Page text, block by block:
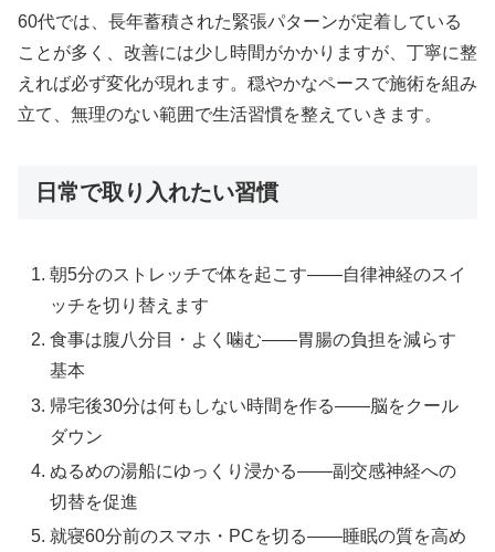
60代では、長年蓄積された緊張パターンが定着している
ことが多く、改善には少し時間がかかりますが、丁寧に整
えれば必ず変化が現れます。穏やかなペースで施術を組み
立て、無理のない範囲で生活習慣を整えていきます。
日常で取り入れたい習慣
朝5分のストレッチで体を起こす——自律神経のスイ
ッチを切り替えます
食事は腹八分目・よく噛む——胃腸の負担を減らす
基本
帰宅後30分は何もしない時間を作る——脳をクール
ダウン
ぬるめの湯船にゆっくり浸かる——副交感神経への
切替を促進
就寝60分前のスマホ・PCを切る——睡眠の質を高め